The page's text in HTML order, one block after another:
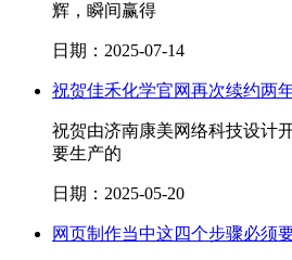
辉，瞬间赢得
日期：2025-07-14
祝贺佳禾化学官网再次续约两
祝贺由济南康美网络科技设计
要生产的
日期：2025-05-20
网页制作当中这四个步骤必须